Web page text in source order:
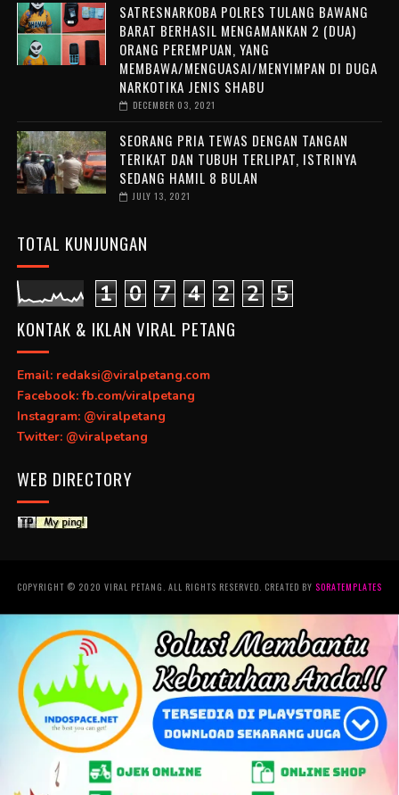
SATRESNARKOBA POLRES TULANG BAWANG
BARAT BERHASIL MENGAMANKAN 2 (DUA)
ORANG PEREMPUAN, YANG
MEMBAWA/MENGUASAI/MENYIMPAN DI DUGA
NARKOTIKA JENIS SHABU
DECEMBER 03, 2021
SEORANG PRIA TEWAS DENGAN TANGAN
TERIKAT DAN TUBUH TERLIPAT, ISTRINYA
SEDANG HAMIL 8 BULAN
JULY 13, 2021
TOTAL KUNJUNGAN
1 0 7 4 2 2 5
KONTAK & IKLAN VIRAL PETANG
Email: redaksi@viralpetang.com
Facebook: fb.com/viralpetang
Instagram: @viralpetang
Twitter: @viralpetang
WEB DIRECTORY
COPYRIGHT © 2020 VIRAL PETANG. ALL RIGHTS RESERVED. CREATED BY SORATEMPLATES